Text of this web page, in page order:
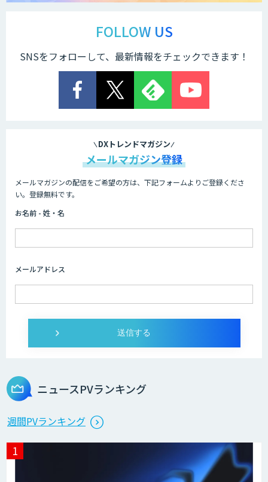
FOLLOW US
SNSをフォローして、最新情報をチェックできます！
DXトレンドマガジン
メールマガジン登録
メールマガジンの配信をご希望の方は、下記フォームよりご登録くださ
い。登録無料です。
お名前 - 姓・名
メールアドレス
ニュースPVランキング
週間PVランキング